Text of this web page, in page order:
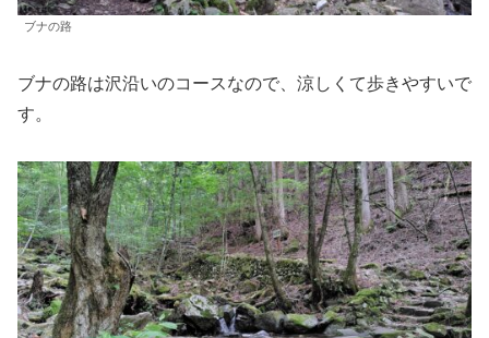
ブナの路
ブナの路は沢沿いのコースなので、涼しくて歩きやすいで
す。